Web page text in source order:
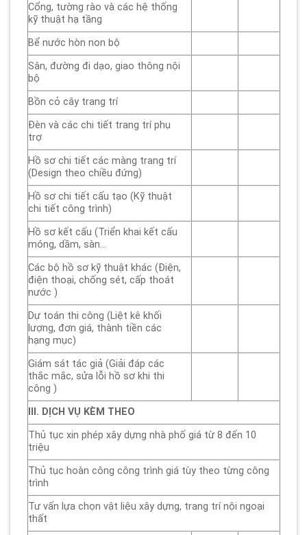
Cổng, tường rào và các hệ thống
kỹ thuật hạ tầng
Bể nước hòn non bộ
Sân, đường đi dạo, giao thông nội
bộ
Bồn cỏ cây trang trí
Đèn và các chi tiết trang trí phụ
trợ
Hồ sơ chi tiết các màng trang trí
(Design theo chiều đứng)
Hồ sơ chi tiết cấu tạo (Kỹ thuật
chi tiết công trình)
Hồ sơ kết cấu (Triển khai kết cấu
móng, dầm, sàn…
Các bộ hồ sơ kỹ thuật khác (Điện,
điện thoại, chống sét, cấp thoát
nước )
Dự toán thi công (Liệt kê khối
lượng, đơn giá, thành tiền các
hạng mục)
Giám sát tác giả (Giải đáp các
thắc mắc, sửa lỗi hồ sơ khi thi
công )
III. DỊCH VỤ KÈM THEO
Thủ tục xin phép xây dựng nhà phố giá từ 8 đến 10
triệu
Thủ tục hoàn công công trình giá tùy theo từng công
trình
Tư vấn lựa chọn vật liệu xây dựng, trang trí nội ngoại
thất